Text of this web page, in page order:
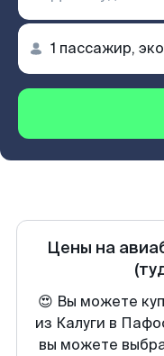
Цены на
😍 Вы можете
из Калуги в
вы можете